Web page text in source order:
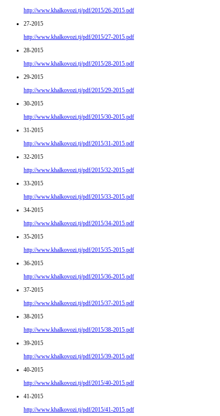
http://www.khalkovozi.tj/pdf/2015/26-2015.pdf
27-2015
http://www.khalkovozi.tj/pdf/2015/27-2015.pdf
28-2015
http://www.khalkovozi.tj/pdf/2015/28-2015.pdf
29-2015
http://www.khalkovozi.tj/pdf/2015/29-2015.pdf
30-2015
http://www.khalkovozi.tj/pdf/2015/30-2015.pdf
31-2015
http://www.khalkovozi.tj/pdf/2015/31-2015.pdf
32-2015
http://www.khalkovozi.tj/pdf/2015/32-2015.pdf
33-2015
http://www.khalkovozi.tj/pdf/2015/33-2015.pdf
34-2015
http://www.khalkovozi.tj/pdf/2015/34-2015.pdf
35-2015
http://www.khalkovozi.tj/pdf/2015/35-2015.pdf
36-2015
http://www.khalkovozi.tj/pdf/2015/36-2015.pdf
37-2015
http://www.khalkovozi.tj/pdf/2015/37-2015.pdf
38-2015
http://www.khalkovozi.tj/pdf/2015/38-2015.pdf
39-2015
http://www.khalkovozi.tj/pdf/2015/39-2015.pdf
40-2015
http://www.khalkovozi.tj/pdf/2015/40-2015.pdf
41-2015
http://www.khalkovozi.tj/pdf/2015/41-2015.pdf